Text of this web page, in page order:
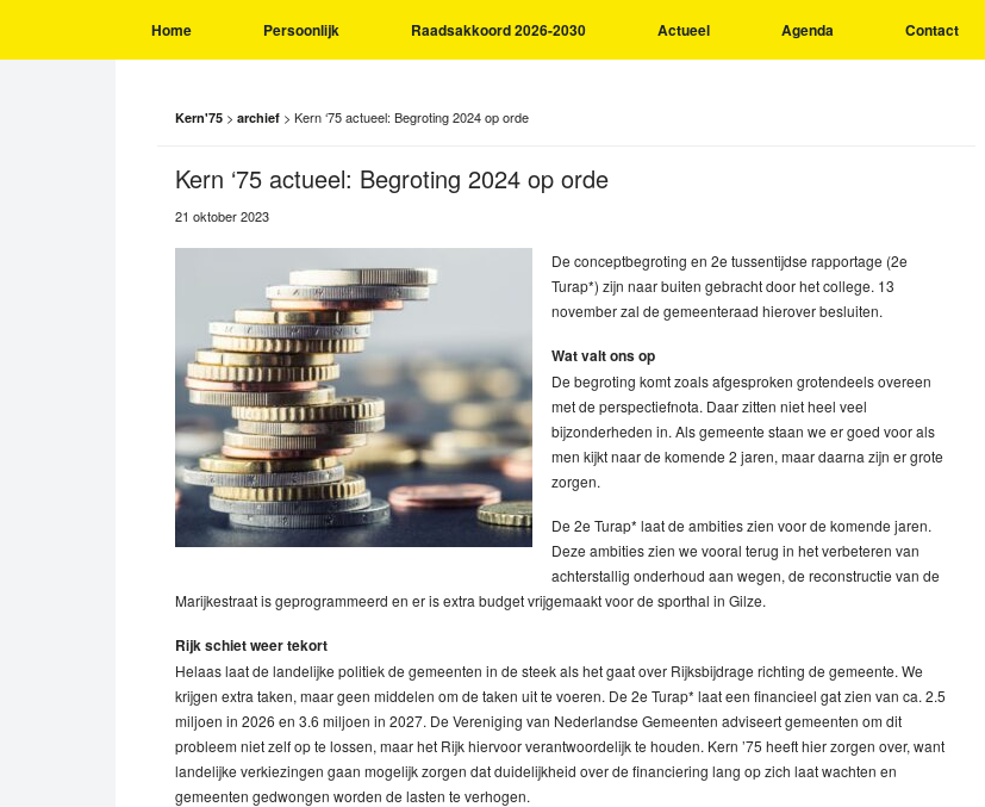
Home Persoonlijk Raadsakkoord 2026-2030 Actueel Agenda Contact
Kern'75 > archief > Kern ‘75 actueel: Begroting 2024 op orde
Kern ‘75 actueel: Begroting 2024 op orde
21 oktober 2023
De conceptbegroting en 2e tussentijdse rapportage (2e
Turap*) zijn naar buiten gebracht door het college. 13
november zal de gemeenteraad hierover besluiten.
Wat valt ons op
De begroting komt zoals afgesproken grotendeels overeen
met de perspectiefnota. Daar zitten niet heel veel
bijzonderheden in. Als gemeente staan we er goed voor als
men kijkt naar de komende 2 jaren, maar daarna zijn er grote
zorgen.
De 2e Turap* laat de ambities zien voor de komende jaren.
Deze ambities zien we vooral terug in het verbeteren van
achterstallig onderhoud aan wegen, de reconstructie van de
Marijkestraat is geprogrammeerd en er is extra budget vrijgemaakt voor de sporthal in Gilze.
Rijk schiet weer tekort
Helaas laat de landelijke politiek de gemeenten in de steek als het gaat over Rijksbijdrage richting de gemeente. We
krijgen extra taken, maar geen middelen om de taken uit te voeren. De 2e Turap* laat een financieel gat zien van ca. 2.5
miljoen in 2026 en 3.6 miljoen in 2027. De Vereniging van Nederlandse Gemeenten adviseert gemeenten om dit
probleem niet zelf op te lossen, maar het Rijk hiervoor verantwoordelijk te houden. Kern ’75 heeft hier zorgen over, want
landelijke verkiezingen gaan mogelijk zorgen dat duidelijkheid over de financiering lang op zich laat wachten en
gemeenten gedwongen worden de lasten te verhogen.